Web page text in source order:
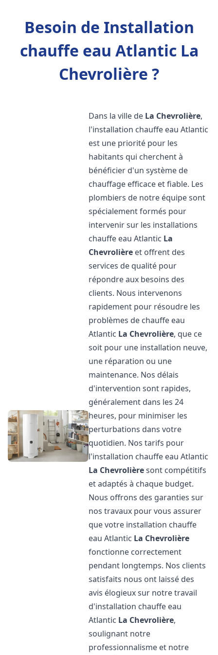
Besoin de Installation
chauffe eau Atlantic La
Chevrolière ?
Dans la ville de La Chevrolière,
l'installation chauffe eau Atlantic
est une priorité pour les
habitants qui cherchent à
bénéficier d'un système de
chauffage efficace et fiable. Les
plombiers de notre équipe sont
spécialement formés pour
intervenir sur les installations
chauffe eau Atlantic La
Chevrolière et offrent des
services de qualité pour
répondre aux besoins des
clients. Nous intervenons
rapidement pour résoudre les
problèmes de chauffe eau
Atlantic La Chevrolière, que ce
soit pour une installation neuve,
une réparation ou une
maintenance. Nos délais
d'intervention sont rapides,
généralement dans les 24
heures, pour minimiser les
perturbations dans votre
quotidien. Nos tarifs pour
l'installation chauffe eau Atlantic
La Chevrolièresont compétitifs
et adaptés à chaque budget.
Nous offrons des garanties sur
nos travaux pour vous assurer
que votre installation chauffe
eau Atlantic La Chevrolière
fonctionne correctement
pendant longtemps. Nos clients
satisfaits nous ont laissé des
avis élogieux sur notre travail
d'installation chauffe eau
Atlantic La Chevrolière,
soulignant notre
professionnalisme et notre